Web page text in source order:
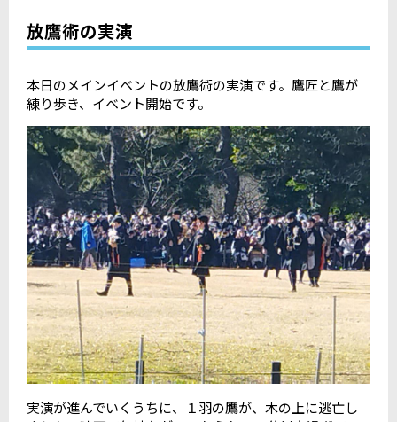
放鷹術の実演
本日のメインイベントの放鷹術の実演です。鷹匠と鷹が
練り歩き、イベント開始です。
実演が進んでいくうちに、１羽の鷹が、木の上に逃亡し